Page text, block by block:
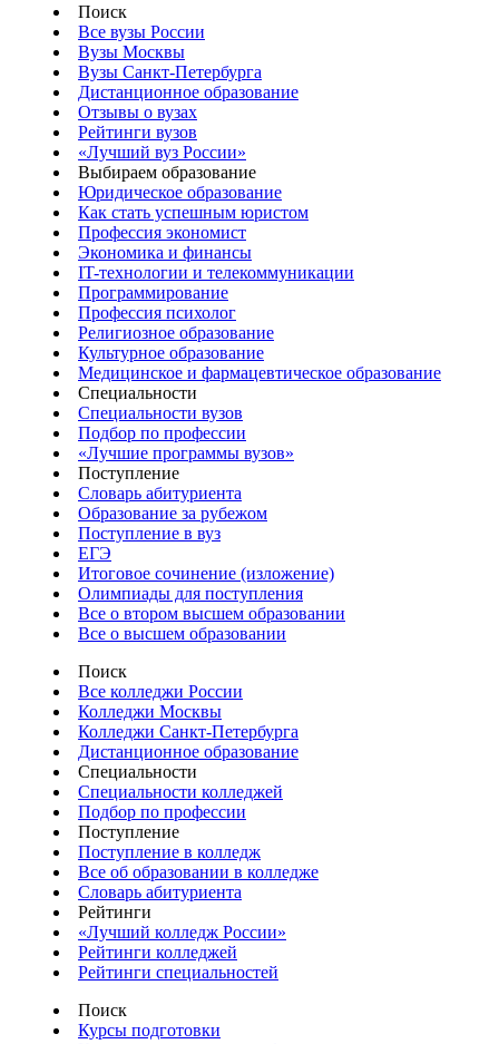
Поиск
Все вузы России
Вузы Москвы
Вузы Санкт-Петербурга
Дистанционное образование
Отзывы о вузах
Рейтинги вузов
«Лучший вуз России»
Выбираем образование
Юридическое образование
Как стать успешным юристом
Профессия экономист
Экономика и финансы
IT-технологии и телекоммуникации
Программирование
Профессия психолог
Религиозное образование
Культурное образование
Медицинское и фармацевтическое образование
Специальности
Специальности вузов
Подбор по профессии
«Лучшие программы вузов»
Поступление
Словарь абитуриента
Образование за рубежом
Поступление в вуз
ЕГЭ
Итоговое сочинение (изложение)
Олимпиады для поступления
Все о втором высшем образовании
Все о высшем образовании
Поиск
Все колледжи России
Колледжи Москвы
Колледжи Санкт-Петербурга
Дистанционное образование
Специальности
Специальности колледжей
Подбор по профессии
Поступление
Поступление в колледж
Все об образовании в колледже
Словарь абитуриента
Рейтинги
«Лучший колледж России»
Рейтинги колледжей
Рейтинги специальностей
Поиск
Курсы подготовки